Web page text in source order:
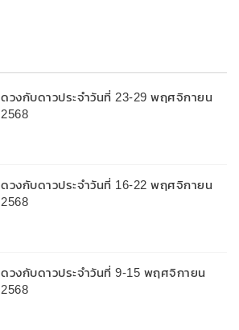
ดวงกับดาวประจำวันที่ 23-29 พฤศจิกายน
2568
ดวงกับดาวประจำวันที่ 16-22 พฤศจิกายน
2568
ดวงกับดาวประจำวันที่ 9-15 พฤศจิกายน
2568